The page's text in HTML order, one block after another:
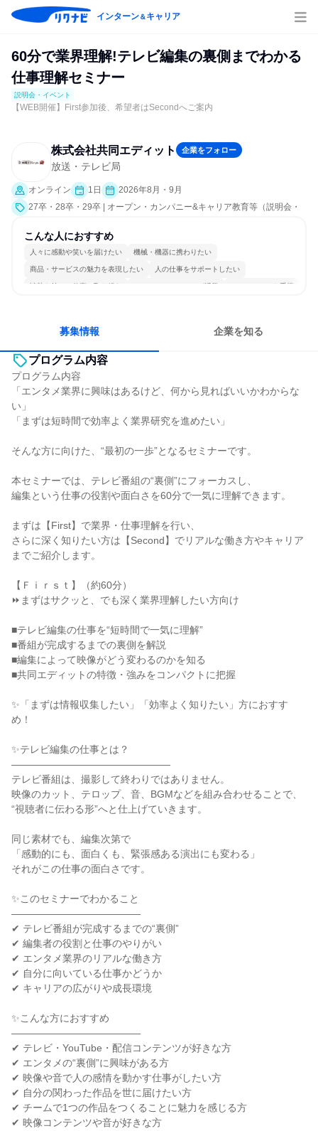
インターン＆キャリア
60分で業界理解!テレビ編集の裏側までわかる
仕事理解セミナー
説明会・イベント
【WEB開催】First参加後、希望者はSecondへご案内
株式会社共同エディット 企業をフォロー
放送・テレビ局
オンライン 1日
2026年8月・9月
27卒・28卒・29卒 | オープン・カンパニー&キャリア教育等（説明会・
こんな人におすすめ
人々に感動や笑いを届けたい 機械・機器に携わりたい
商品・サービスの魅力を表現したい 人の仕事をサポートしたい
情熱を持って仕事に取り組む コミュニケーションが活発 チームワークを重視
募集情報 企業を知る
プログラム内容
プログラム内容
「エンタメ業界に興味はあるけど、何から見ればいいかわからな
い」
「まずは短時間で効率よく業界研究を進めたい」
そんな方に向けた、“最初の一歩”となるセミナーです。
本セミナーでは、テレビ番組の“裏側”にフォーカスし、
編集という仕事の役割や面白さを60分で一気に理解できます。
まずは【First】で業界・仕事理解を行い、
さらに深く知りたい方は【Second】でリアルな働き方やキャリア
までご紹介します。
【Ｆｉｒｓｔ】（約60分）
⏩まずはサクッと、でも深く業界理解したい方向け
■テレビ編集の仕事を“短時間で一気に理解”
■番組が完成するまでの裏側を解説
■編集によって映像がどう変わるのかを知る
■共同エディットの特徴・強みをコンパクトに把握
✨「まずは情報収集したい」「効率よく知りたい」方におすす
め！
✨テレビ編集の仕事とは？
――――――――――――――――
テレビ番組は、撮影して終わりではありません。
映像のカット、テロップ、音、BGMなどを組み合わせることで、
“視聴者に伝わる形”へと仕上げていきます。
同じ素材でも、編集次第で
「感動的にも、面白くも、緊張感ある演出にも変わる」
それがこの仕事の面白さです。
✨このセミナーでわかること
―――――――――――――
✔ テレビ番組が完成するまでの“裏側”
✔ 編集者の役割と仕事のやりがい
✔ エンタメ業界のリアルな働き方
✔ 自分に向いている仕事かどうか
✔ キャリアの広がりや成長環境
✨こんな方におすすめ
―――――――――――――
✔ テレビ・YouTube・配信コンテンツが好きな方
✔ エンタメの“裏側”に興味がある方
✔ 映像や音で人の感情を動かす仕事がしたい方
✔ 自分の関わった作品を世に届けたい方
✔ チームで1つの作品をつくることに魅力を感じる方
✔ 映像コンテンツや音が好きな方